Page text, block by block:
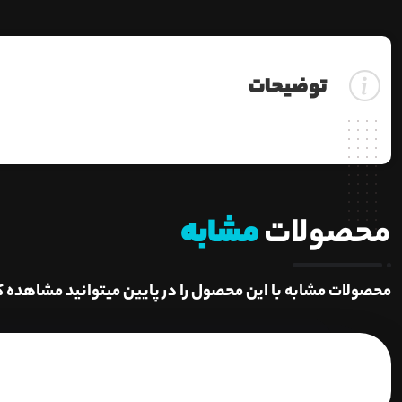
توضیحات
محصولاتمشابه
محصولات مشابه با این محصول را در پایین میتوانید مشاهده